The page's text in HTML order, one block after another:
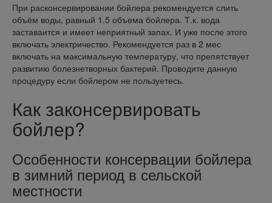
При расконсервировании бойлера рекомендуется слить
объём воды, равный 1.5 объема бойлера. Т.к. вода
заставаится и имеет неприятный запах. И уже после этого
включать электричество. Рекомендуется раз в 2 мес
включать на максимальную температуру, что препятствует
развитию болезнетворных бактерий. Проводите данную
процедуру если бойлером не пользуетесь.
Как законсервировать
бойлер?
Особенности консервации бойлера
в зимний период в сельской
местности